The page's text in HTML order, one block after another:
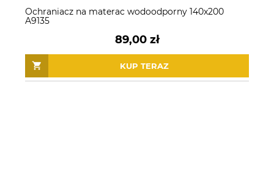
Ochraniacz na materac wodoodporny 140x200
A9135
89,00 zł
KUP TERAZ